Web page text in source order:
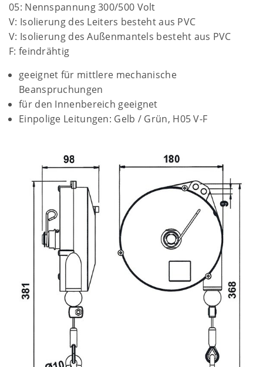
05: Nennspannung 300/500 Volt
V: Isolierung des Leiters besteht aus PVC
V: Isolierung des Außenmantels besteht aus PVC
F: feindrähtig
geeignet für mittlere mechanische
Beanspruchungen
für den Innenbereich geeignet
Einpolige Leitungen: Gelb / Grün, H05 V-F